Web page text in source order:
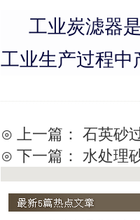
工业炭滤器是
工业生产过程
⊙ 上一篇： 石英砂
⊙ 下一篇： 水处理